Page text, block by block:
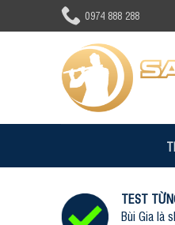
to
0974 888 288
TEST
Bùi Gia là